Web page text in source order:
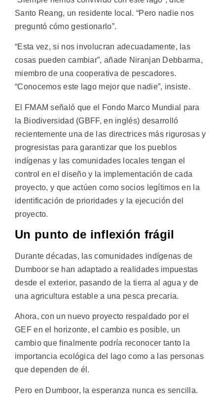
Santo Reang, un residente local. “Pero nadie nos
preguntó cómo gestionarlo”.
“Esta vez, si nos involucran adecuadamente, las
cosas pueden cambiar”, añade Niranjan Debbarma,
miembro de una cooperativa de pescadores.
“Conocemos este lago mejor que nadie”, insiste.
El FMAM señaló que el Fondo Marco Mundial para
la Biodiversidad (GBFF, en inglés) desarrolló
recientemente una de las directrices más rigurosas y
progresistas para garantizar que los pueblos
indígenas y las comunidades locales tengan el
control en el diseño y la implementación de cada
proyecto, y que actúen como socios legítimos en la
identificación de prioridades y la ejecución del
proyecto.
Un punto de inflexión frágil
Durante décadas, las comunidades indígenas de
Dumboor se han adaptado a realidades impuestas
desde el exterior, pasando de la tierra al agua y de
una agricultura estable a una pesca precaria.
Ahora, con un nuevo proyecto respaldado por el
GEF en el horizonte, el cambio es posible, un
cambio que finalmente podría reconocer tanto la
importancia ecológica del lago como a las personas
que dependen de él.
Pero en Dumboor, la esperanza nunca es sencilla.